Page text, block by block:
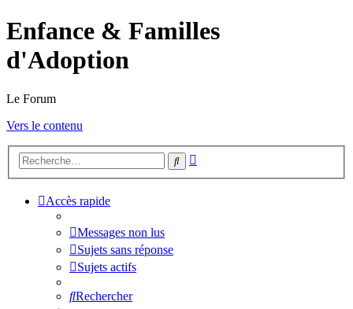
Enfance & Familles
d'Adoption
Le Forum
Vers le contenu
Rechercher
Accès rapide
Messages non lus
Sujets sans réponse
Sujets actifs
Rechercher